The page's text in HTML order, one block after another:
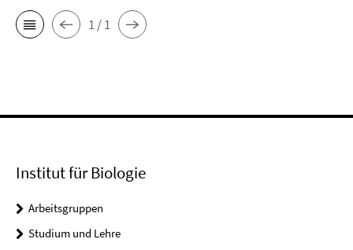
1 / 1
Institut für Biologie
Arbeitsgruppen
Studium und Lehre